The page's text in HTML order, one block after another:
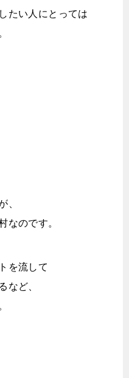
たい人にとっては
、
なのです。
を流して
など、